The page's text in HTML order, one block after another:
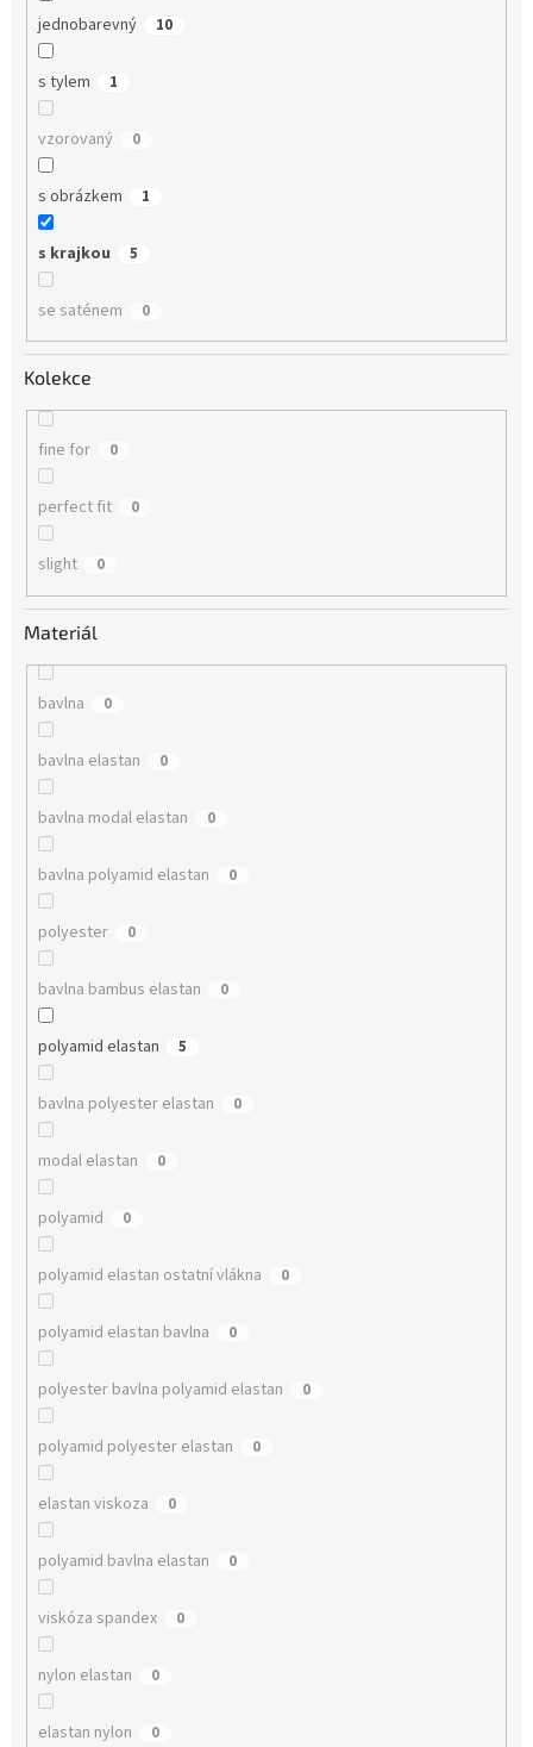
jednobarevný 10
s tylem 1
vzorovaný 0
s obrázkem 1
s krajkou 5
se saténem 0
Kolekce
fine for 0
perfect fit 0
slight 0
Materiál
bavlna 0
bavlna elastan 0
bavlna modal elastan 0
bavlna polyamid elastan 0
polyester 0
bavlna bambus elastan 0
polyamid elastan 5
bavlna polyester elastan 0
modal elastan 0
polyamid 0
polyamid elastan ostatní vlákna 0
polyamid elastan bavlna 0
polyester bavlna polyamid elastan 0
polyamid polyester elastan 0
elastan viskoza 0
polyamid bavlna elastan 0
viskóza spandex 0
nylon elastan 0
elastan nylon 0